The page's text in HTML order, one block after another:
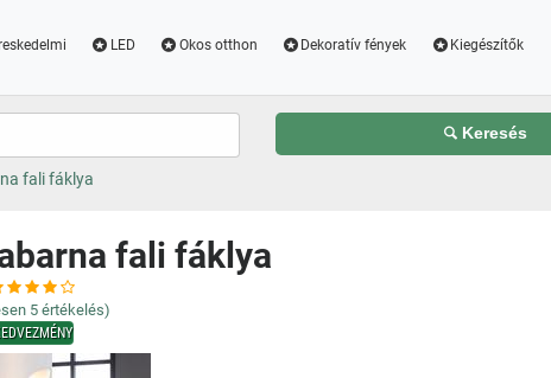
LED Okos otthon Dekoratív fények Kiegészítők
Keresés
fali fáklya
fali fáklya
5 értékelés)